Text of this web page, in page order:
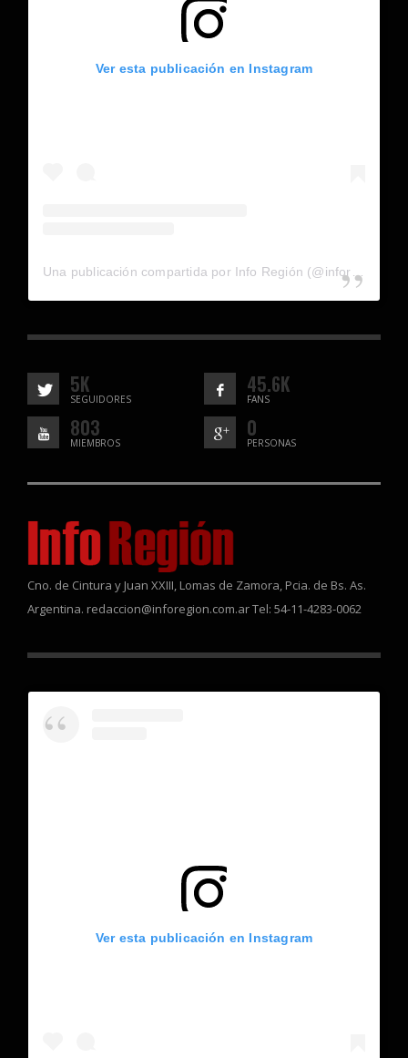
Ver esta publicación en Instagram
5K
SEGUIDORES
45.6K
FANS
803
MIEMBROS
0
PERSONAS
Cno. de Cintura y Juan XXIII, Lomas de Zamora, Pcia. de Bs. As.
Argentina. redaccion@inforegion.com.ar Tel: 54-11-4283-0062
Ver esta publicación en Instagram